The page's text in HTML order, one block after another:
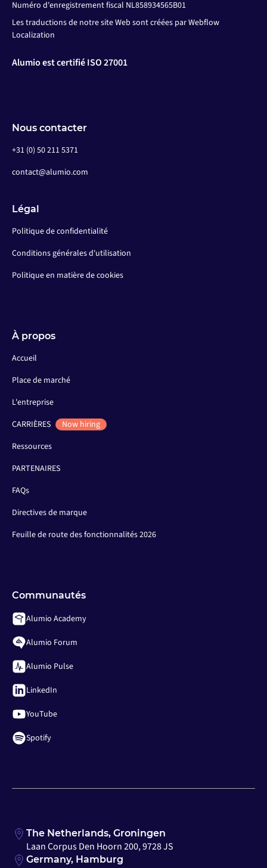
Numéro d'enregistrement fiscal NL858934565B01
Les traductions de notre site Web sont créées par Webflow
Localization
Alumio est certifié ISO 27001
Nous contacter
+31 (0) 50 211 5371
contact@alumio.com
Légal
Politique de confidentialité
Conditions générales d'utilisation
Politique en matière de cookies
À propos
Accueil
Place de marché
L'entreprise
CARRIÈRES
Now hiring
Ressources
PARTENAIRES
FAQs
Directives de marque
Feuille de route des fonctionnalités 2026
Communautés
Alumio Academy
Alumio Forum
Alumio Pulse
LinkedIn
YouTube
Spotify
The Netherlands, Groningen
Laan Corpus Den Hoorn 200, 9728 JS
Germany, Hamburg